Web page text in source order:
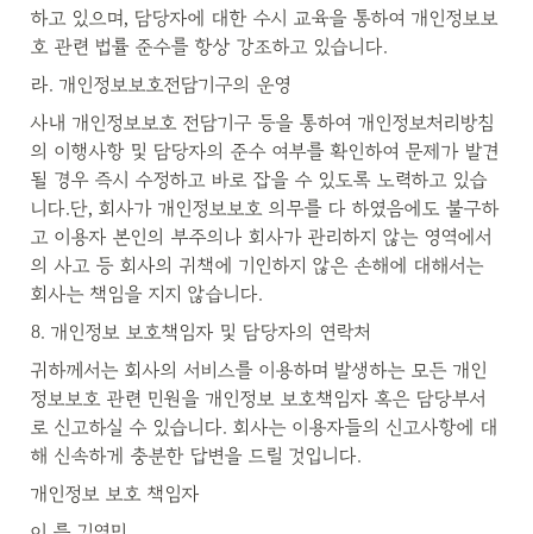
하고 있으며, 담당자에 대한 수시 교육을 통하여 개인정보보
호 관련 법률 준수를 항상 강조하고 있습니다.
라. 개인정보보호전담기구의 운영
사내 개인정보보호 전담기구 등을 통하여 개인정보처리방침
의 이행사항 및 담당자의 준수 여부를 확인하여 문제가 발견
될 경우 즉시 수정하고 바로 잡을 수 있도록 노력하고 있습
니다.단, 회사가 개인정보보호 의무를 다 하였음에도 불구하
고 이용자 본인의 부주의나 회사가 관리하지 않는 영역에서
의 사고 등 회사의 귀책에 기인하지 않은 손해에 대해서는
회사는 책임을 지지 않습니다.
8. 개인정보 보호책임자 및 담당자의 연락처
귀하께서는 회사의 서비스를 이용하며 발생하는 모든 개인
정보보호 관련 민원을 개인정보 보호책임자 혹은 담당부서
로 신고하실 수 있습니다. 회사는 이용자들의 신고사항에 대
해 신속하게 충분한 답변을 드릴 것입니다.
개인정보 보호 책임자